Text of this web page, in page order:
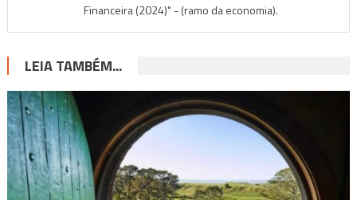
Financeira (2024)" - (ramo da economia).
LEIA TAMBÉM...